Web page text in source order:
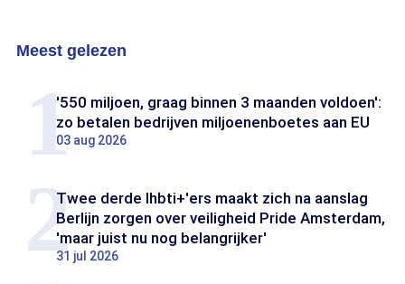
Meest gelezen
'550 miljoen, graag binnen 3 maanden voldoen':
zo betalen bedrijven miljoenenboetes aan EU
03 aug 2026
Twee derde lhbti+'ers maakt zich na aanslag
Berlijn zorgen over veiligheid Pride Amsterdam,
'maar juist nu nog belangrijker'
31 jul 2026